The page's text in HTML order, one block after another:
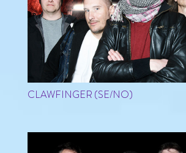
CLAWFINGER (SE/NO)